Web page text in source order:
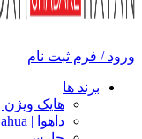
ورود / فرم ثبت نام
برند ها
هایک ویژن | Hikvision
داهوا | Dahua